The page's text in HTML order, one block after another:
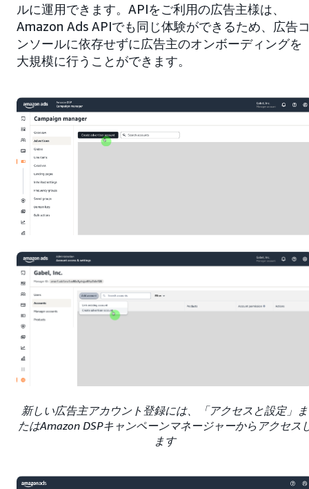
ルに運用できます。APIをご利用の広告主様は、
Amazon Ads APIでも同じ体験ができるため、広告
ンソールに依存せずに広告主のオンボーディングを
大規模に行うことができます。
新しい広告主アカウント登録には、「アクセスと設定」ま
たはAmazon DSPキャンペーンマネージャーからアクセス
ます